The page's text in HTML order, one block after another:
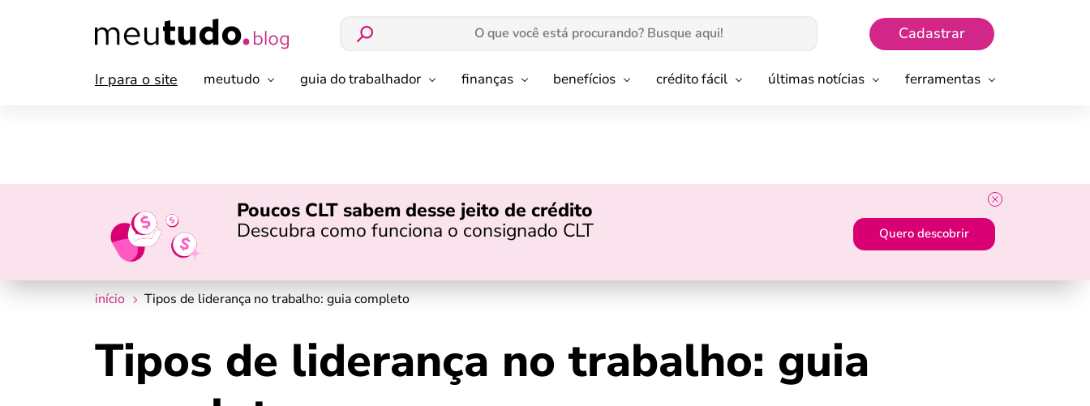
Cadastrar
Ir para o site meutudo guia do trabalhador finanças benefícios crédito fácil últimas notícias ferramentas
Poucos CLT sabem desse jeito de crédito
Descubra como funciona o consignado CLT
Quero descobrir
início Tipos de liderança no trabalho: guia completo
Tipos de liderança no trabalho: guia